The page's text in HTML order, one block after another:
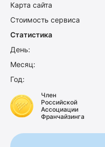
Карта сайта
Стоимость сервиса
Статистика
День:
Месяц:
Год:
Член
Российской
Ассоциации
Франчайзинга